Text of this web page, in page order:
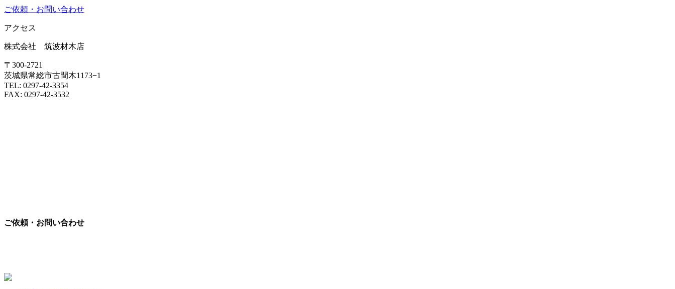
ご依頼・お問い合わせ
アクセス
株式会社 筑波材木店
〒300-2721
茨城県常総市古間木1173−1
TEL: 0297-42-3354
FAX: 0297-42-3532
ご依頼・お問い合わせ